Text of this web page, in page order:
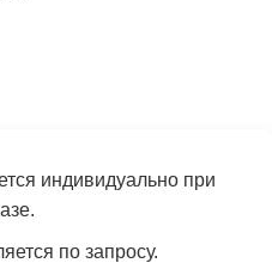
индивидуально при
по запросу.